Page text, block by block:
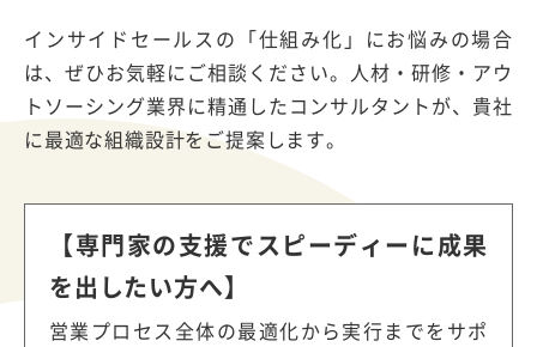
インサイドセールスの「仕組み化」にお悩みの場合
は、ぜひお気軽にご相談ください。人材・研修・アウ
トソーシング業界に精通したコンサルタントが、貴社
に最適な組織設計をご提案します。
【専門家の支援でスピーディーに成果
を出したい方へ】
営業プロセス全体の最適化から実行までをサポ